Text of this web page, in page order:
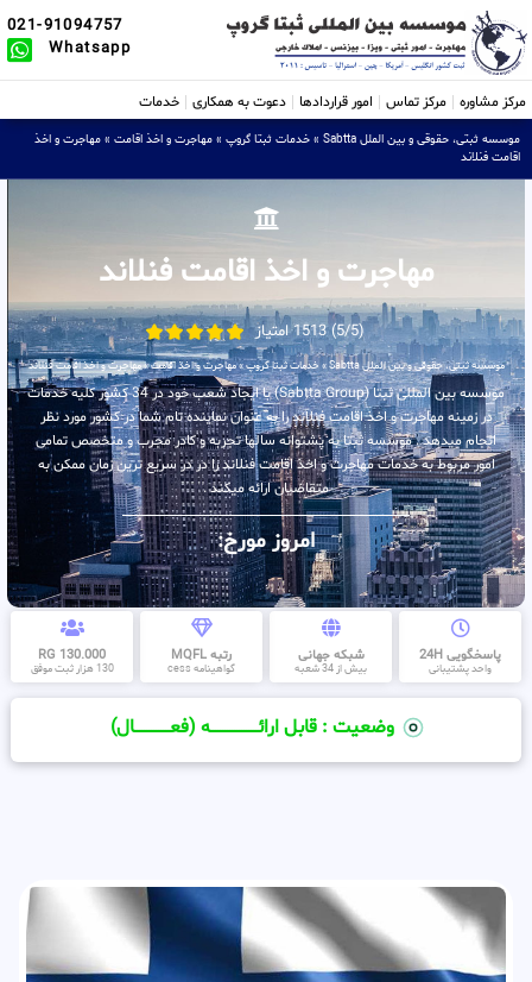
021-91094757
Whatsapp
مرکز مشاوره مرکز تماس امور قراردادها دعوت به همکاری خدمات
موسسه ثبتی، حقوقی و بین الملل Sabtta » خدمات ثبتا گروپ » مهاجرت و اخذ اقامت » مهاجرت و اخذ
اقامت فنلاند
مهاجرت و اخذ اقامت فنلاند
(5/5) 1513 امتیاز
موسسه ثبتی، حقوقی و بین الملل Sabtta » خدمات ثبتا گروپ»مهاجرت و اخذ اقامت»مهاجرت و اخذ اقامت فنلاند
موسسه بین المللی ثبتا (Sabtta Group) با ایجاد شعب خود در 34 کشور کلیه خدمات
در زمینه مهاجرت و اخذ اقامت فنلاند را به عنوان نماینده تام شما در کشور مورد نظر
انجام میدهد . موسسه ثبتا به پشتوانه سالها تجربه و کادر مجرب و متخصص تمامی
امور مربوط به خدمات مهاجرت و اخذ اقامت فنلاند را در در سریع ترین زمان ممکن به
متقاضیان ارائه میکند .
امروز مورخ:
پاسخگویی 24H
واحد پشتیبانی
شبکه جهانی
بیش از 34 شعبه
رتبه MQFL
گواهینامه cess
130.000 RG
130 هزار ثبت موفق
وضعیت : قابل ارائــــــــــــــــــــه (فعـــــــــــــــال)